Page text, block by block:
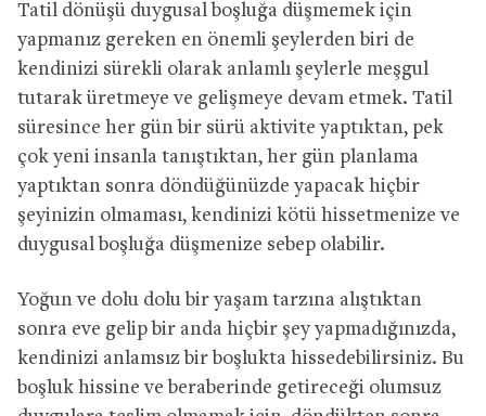
Tatil dönüşü duygusal boşluğa düşmemek için
yapmanız gereken en önemli şeylerden biri de
kendinizi sürekli olarak anlamlı şeylerle meşgul
tutarak üretmeye ve gelişmeye devam etmek. Tatil
süresince her gün bir sürü aktivite yaptıktan, pek
çok yeni insanla tanıştıktan, her gün planlama
yaptıktan sonra döndüğünüzde yapacak hiçbir
şeyinizin olmaması, kendinizi kötü hissetmenize ve
duygusal boşluğa düşmenize sebep olabilir.
Yoğun ve dolu dolu bir yaşam tarzına alıştıktan
sonra eve gelip bir anda hiçbir şey yapmadığınızda,
kendinizi anlamsız bir boşlukta hissedebilirsiniz. Bu
boşluk hissine ve beraberinde getireceği olumsuz